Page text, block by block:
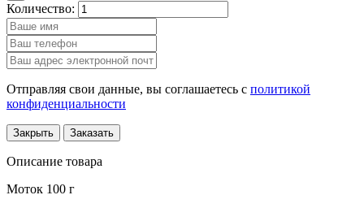
Количество:
Отправляя свои данные, вы соглашаетесь с политикой
конфиденциальности
Закрыть Заказать
Описание товара
Моток 100 г